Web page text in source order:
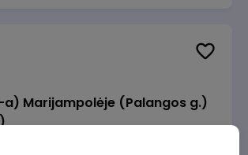
Marijampolėje (Palangos g.)